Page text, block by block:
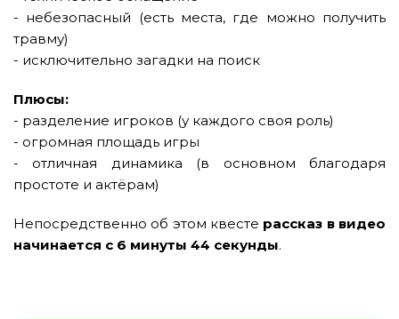
- небезопасный (есть места, где можно получить
травму)
- исключительно загадки на поиск
Плюсы:
- разделение игроков (у каждого своя роль)
- огромная площадь игры
- отличная динамика (в основном благодаря
простоте и актёрам)
Непосредственно об этом квесте рассказ в видео
начинается с 6 минуты 44 секунды.